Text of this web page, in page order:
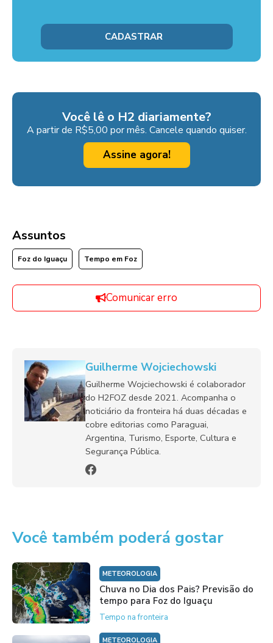
Você lê o H2 diariamente?
A partir de R$5,00 por mês. Cancele quando quiser.
Assine agora!
Assuntos
Foz do Iguaçu Tempo em Foz
Comunicar erro
Guilherme Wojciechowski
Guilherme Wojciechowski é colaborador
do H2FOZ desde 2021. Acompanha o
noticiário da fronteira há duas décadas e
cobre editorias como Paraguai,
Argentina, Turismo, Esporte, Cultura e
Segurança Pública.
Você também poderá gostar
METEOROLOGIA
Chuva no Dia dos Pais? Previsão do
tempo para Foz do Iguaçu
Tempo na fronteira
METEOROLOGIA